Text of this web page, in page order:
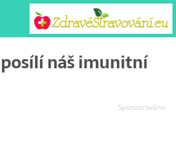
náš imunitní